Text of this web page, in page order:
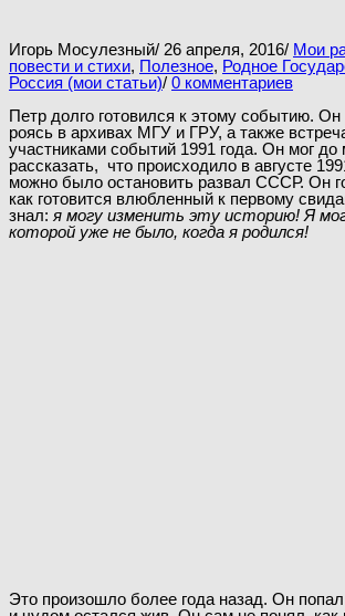
Игорь Мосулезный/ 26 апреля, 2016/ Мои
повести и стихи, Полезное, Родное
Россия (мои статьи)/ 0 комментариев
Петр долго готовился к этому событию. Он
роясь в архивах МГУ и ГРУ, а также
участниками событий 1991 года. Он мог до
рассказать, что происходило в августе
можно было остановить развал СССР. Он
как готовится влюбленный к первому
знал: я могу изменить эту историю! Я
которой уже не было, когда я родился!
Это произошло более года назад. Он